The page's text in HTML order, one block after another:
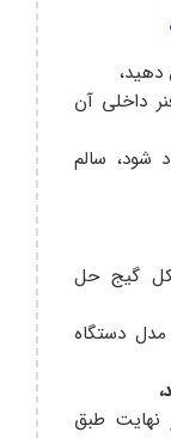
دهید،
داخلی آن
شود، سالم
گیج حل
دستگاه
نهایت طبق